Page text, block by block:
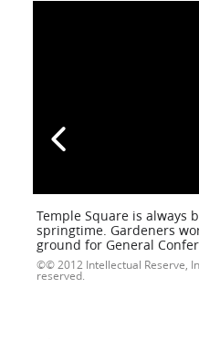
Temple Square is always
springtime. Gardeners
ground for General
© 2012 Intellectual Reserve,
reserved.